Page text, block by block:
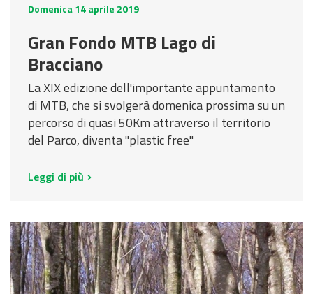
Domenica 14 aprile 2019
Gran Fondo MTB Lago di
Bracciano
La XIX edizione dell'importante appuntamento
di MTB, che si svolgerà domenica prossima su un
percorso di quasi 50Km attraverso il territorio
del Parco, diventa "plastic free"
Leggi di più